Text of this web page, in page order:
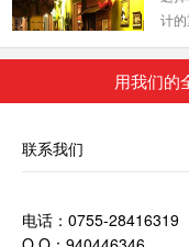
计的
信
用我们的
联系我们
电话：0755-28416319